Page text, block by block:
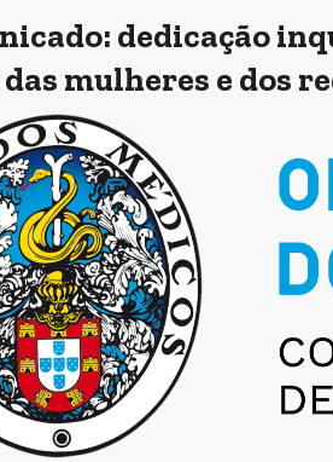
dedicação
das mulheres e dos